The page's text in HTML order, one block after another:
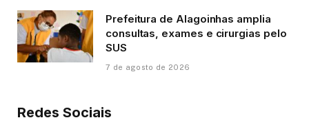
Prefeitura de Alagoinhas amplia
consultas, exames e cirurgias pelo
SUS
7 de agosto de 2026
Redes Sociais